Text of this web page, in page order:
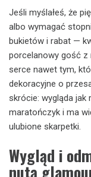
Jeśli myślałeś, że
albo wymagać
bukietów i rabat —
porcelanowy gość
serce nawet tym,
dekoracyjne o
skrócie: wygląda jak
maratończyk i ma
ulubione skarpetki.
Wygląd i
nutą